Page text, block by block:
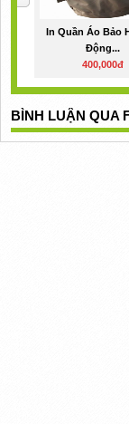
In Quần Áo Bảo
Động...
400,000đ
BÌNH LUẬN QUA